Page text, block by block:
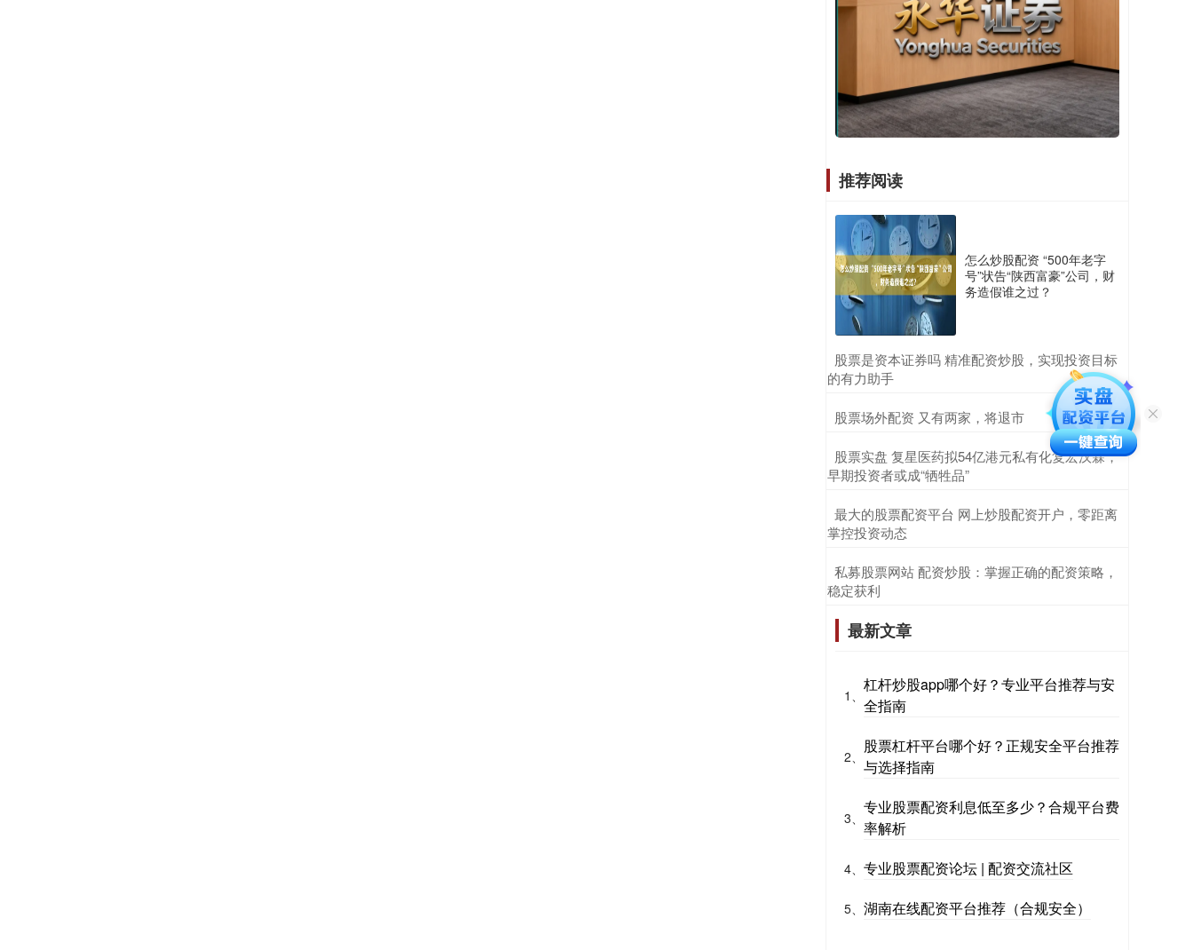
推荐阅读
怎么炒股配资 “500年老字
号”状告“陕西富豪”公司，财
务造假谁之过？
​股票是资本证券吗 精准配资炒股，实现投资目标
的有力助手
​股票场外配资 又有两家，将退市
​股票实盘 复星医药拟54亿港元私有化复宏汉霖，
早期投资者或成“牺牲品”
​最大的股票配资平台 网上炒股配资开户，零距离
掌控投资动态
​私募股票网站 配资炒股：掌握正确的配资策略，
稳定获利
最新文章
1、
杠杆炒股app哪个好？专业平台推荐与安
全指南
2、
股票杠杆平台哪个好？正规安全平台推荐
与选择指南
3、
专业股票配资利息低至多少？合规平台费
率解析
4、 专业股票配资论坛 | 配资交流社区
5、 湖南在线配资平台推荐（合规安全）